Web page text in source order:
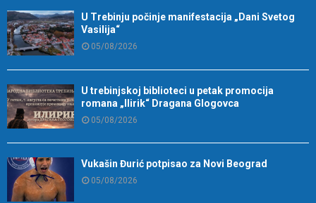
U Trebinju počinje manifestacija „Dani Svetog
Vasilija“
05/08/2026
U trebinjskoj biblioteci u petak promocija
romana „Ilirik“ Dragana Glogovca
05/08/2026
Vukašin Đurić potpisao za Novi Beograd
05/08/2026